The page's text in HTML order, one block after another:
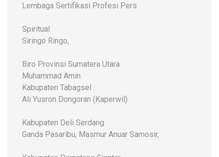
Lembaga Sertifikasi Profesi Pers
Spiritual
Siringo Ringo,
Biro Provinsi Sumatera Utara
Muhammad Amin
Kabupaten Tabagsel :
Ali Yusron Dongoran (Kaperwil)
Kabupaten Deli Serdang
Ganda Pasaribu, Masmur Anuar Samosir,